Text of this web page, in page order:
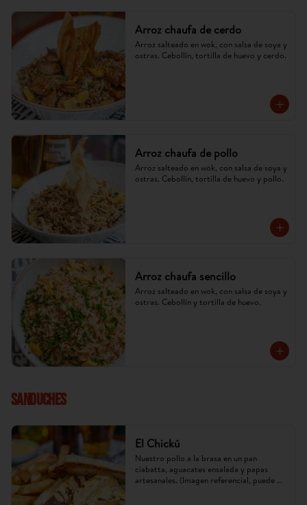
Arroz chaufa de cerdo
Arroz salteado en wok, con salsa de soya y
ostras. Cebollín, tortilla de huevo y cerdo.
Arroz chaufa de pollo
Arroz salteado en wok, con salsa de soya y
ostras. Cebollín, tortilla de huevo y pollo.
Arroz chaufa sencillo
Arroz salteado en wok, con salsa de soya y
ostras. Cebollín y tortilla de huevo.
SANDUCHES
El Chickú
Nuestro pollo a la brasa en un pan
ciabatta, aguacates ensalada y papas
artesanales. (Imagen referencial, puede